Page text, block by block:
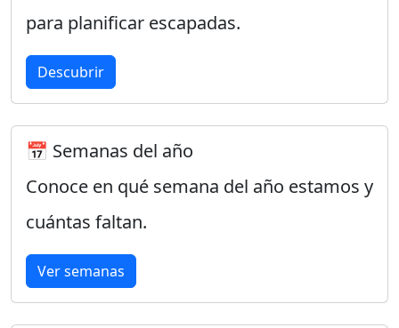
para planificar escapadas.
Descubrir
📅 Semanas del año
Conoce en qué semana del año estamos y
cuántas faltan.
Ver semanas